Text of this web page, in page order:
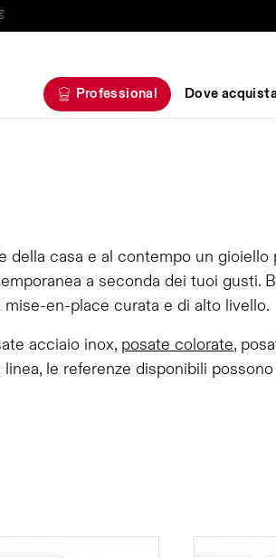
Professional Dove
casa e al contempo un gioiello
a seconda dei tuoi gusti.
en-place curata e di alto livello.
acciaio inox, posate colorate,
le referenze disponibili